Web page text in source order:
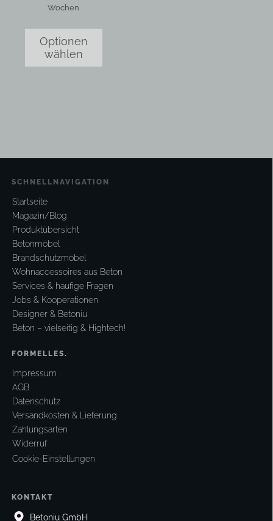
Wochen
Optionen
wählen
SCHNELLNAVIGATION
Startseite
Magazin/Blog
Produktübersicht
Betonmöbel
Brandschutzmöbel
Wohnaccessoires aus Beton
Services & häufige Fragen
Jobs & Kooperationen
Designer & Betoniu
Beton – vielseitig & Hightech!
FORMELLES.
Impressum
AGB
Datenschutz
Versandkosten & Lieferung
Zahlungsarten
Widerruf
Cookie-Einstellungen
KONTAKT
Betoniu GmbH